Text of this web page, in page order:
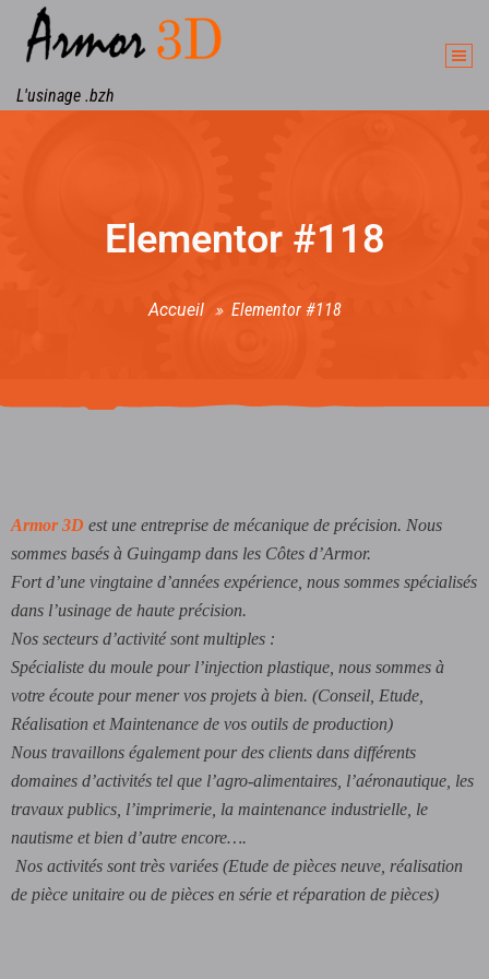
L'usinage .bzh
Elementor #118
Accueil Elementor #118
Armor 3D est une entreprise de mécanique de précision. Nous
sommes basés à Guingamp dans les Côtes d’Armor.
Fort d’une vingtaine d’années expérience, nous sommes spécialisés
dans l’usinage de haute précision.
Nos secteurs d’activité sont multiples :
Spécialiste du moule pour l’injection plastique, nous sommes à
votre écoute pour mener vos projets à bien. (Conseil, Etude,
Réalisation et Maintenance de vos outils de production)
Nous travaillons également pour des clients dans différents
domaines d’activités tel que l’agro-alimentaires, l’aéronautique, les
travaux publics, l’imprimerie, la maintenance industrielle, le
nautisme et bien d’autre encore….
Nos activités sont très variées (Etude de pièces neuve, réalisation
de pièce unitaire ou de pièces en série et réparation de pièces)